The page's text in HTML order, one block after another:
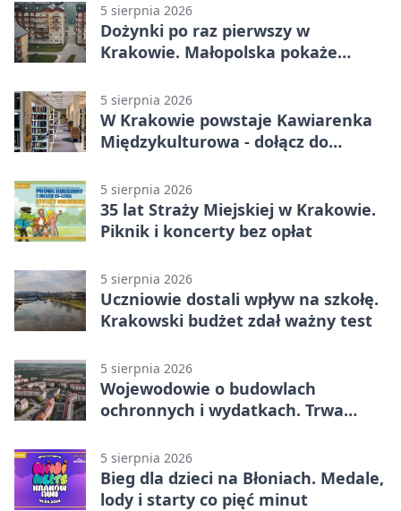
5 sierpnia 2026
Dożynki po raz pierwszy w
Krakowie. Małopolska pokaże
5 sierpnia 2026
W Krakowie powstaje Kawiarenka
Międzykulturowa - dołącz do
5 sierpnia 2026
35 lat Straży Miejskiej w Krakowie.
Piknik i koncerty bez opłat
5 sierpnia 2026
Uczniowie dostali wpływ na szkołę.
Krakowski budżet zdał ważny test
5 sierpnia 2026
Wojewodowie o budowlach
ochronnych i wydatkach. Trwa
5 sierpnia 2026
Bieg dla dzieci na Błoniach. Medale,
lody i starty co pięć minut